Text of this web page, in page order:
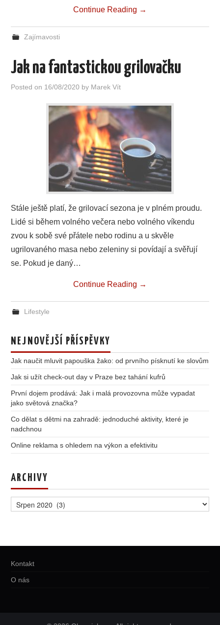
Continue Reading →
Zajímavosti
Jak na fantastickou grilovačku
Posted on 16/08/2020 by Marek Vít
Stále ještě platí, že grilovací sezona je v plném proudu.
Lidé si během volného večera nebo volného víkendu
zvou k sobě své přátele nebo rodinu a u skvěle
ugrilovaného masa nebo zeleniny si povídají a svěřují
se. Pokud je daný…
Continue Reading →
Lifestyle
NEJNOVĚJŠÍ PŘÍSPĚVKY
Jak naučit mluvit papouška žako: od prvního písknutí ke slovům
Jak si užít check-out day v Praze bez tahání kufrů
První dojem prodává: Jak i malá provozovna může vypadat
jako světová značka?
Co dělat s dětmi na zahradě: jednoduché aktivity, které je
nadchnou
Online reklama s ohledem na výkon a efektivitu
ARCHIVY
Kontakt
O nás